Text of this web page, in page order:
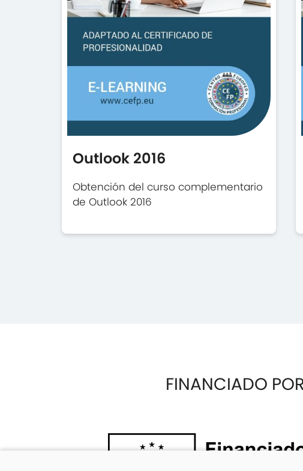
Outlook 2016
Obtención del curso complementario
de Outlook 2016
FINANCIADO